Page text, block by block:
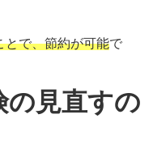
とで、節約が可能で
の見直すの